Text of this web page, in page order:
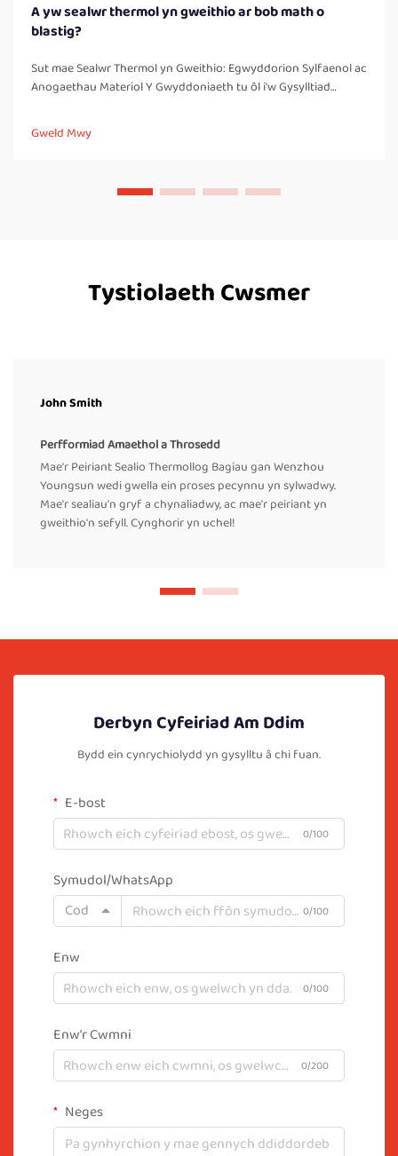
A yw sealwr thermol yn gweithio ar bob math o
blastig?
Sut mae Sealwr Thermol yn Gweithio: Egwyddorion Sylfaenol ac
Anogaethau Materiol Y Gwyddoniaeth tu ôl i'w Gysylltiad
ddibynadwy Mae sealwyr thermol yn gweithio trwy greu
cysylltiadau cryf, heb waelod, trwy lechu a chyfuno materion
Gweld Mwy
Tystiolaeth Cwsmer
John Smith
Perfformiad Amaethol a Throsedd
Mae'r Peiriant Sealio Thermollog Bagiau gan Wenzhou
Youngsun wedi gwella ein proses pecynnu yn sylwadwy.
Mae'r sealiau'n gryf a chynaliadwy, ac mae'r peiriant yn
gweithio'n sefyll. Cynghorir yn uchel!
Derbyn Cyfeiriad Am Ddim
Bydd ein cynrychiolydd yn gysylltu â chi fuan.
E-bost
0/100
Symudol/WhatsApp
Cod
0/100
Enw
0/100
Enw'r Cwmni
0/200
Neges